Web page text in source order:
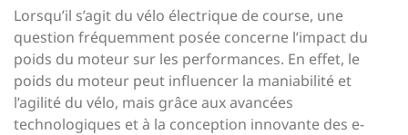
Lorsqu’il s’agit du vélo électrique de course, une
question fréquemment posée concerne l’impact du
poids du moteur sur les performances. En effet, le
poids du moteur peut influencer la maniabilité et
l’agilité du vélo, mais grâce aux avancées
technologiques et à la conception innovante des e-